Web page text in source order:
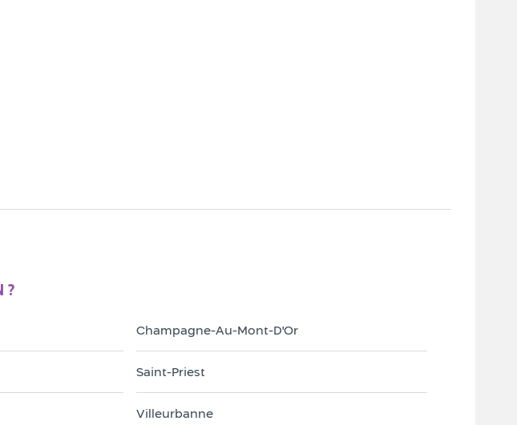
?
Champagne-Au-Mont-D'Or
Saint-Priest
Villeurbanne